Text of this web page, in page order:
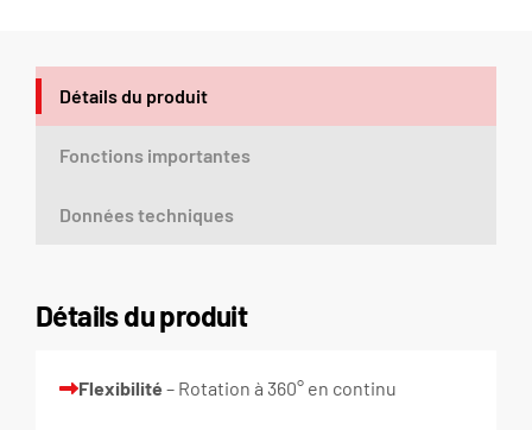
Détails du produit
Données techniques
Fonctions importantes
Détails du produit
Flexibilité – Rotation à 360° en continu